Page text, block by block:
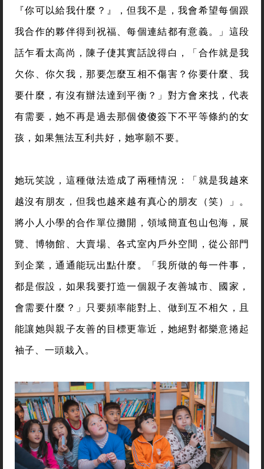
『你可以給我什麼？』，但我不是，我會希望每個跟
我合作的夥伴得到祝福、每個連結都有意義。」這段
話乍看太高尚，陳子倢其實話說得白，「合作就是我
欠你、你欠我，那要怎麼互相不傷害？你要什麼、我
要什麼，有沒有辦法達到平衡？」對方會來找，代表
有需要，她不再是過去那個傻傻簽下不平等條約的女
孩，如果無法互利共好，她寧願不要。
她玩笑說，這種做法造成了兩種情況：「就是我越來
越沒有朋友，但我也越來越有真心的朋友（笑）」。
將小人小學的合作單位攤開，領域簡直包山包海，展
覽、博物館、大賣場、各式室內戶外空間，從公部門
到企業，通通能玩出點什麼。「我所做的每一件事，
都是假設，如果我要打造一個親子友善城市、國家，
會需要什麼？」只要頻率能對上、做到互不相欠，且
能讓她與親子友善的目標更靠近，她絕對都樂意捲起
袖子、一頭栽入。